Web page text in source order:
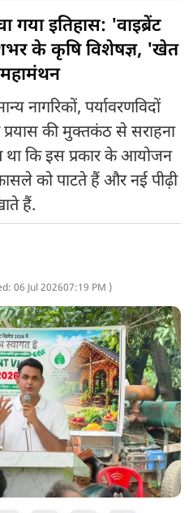
गया इतिहास: 'वाइब्रेंट
के कृषि विशेषज्ञ, 'खेत
नागरिकों, पर्यावरणविदों
की मुक्तकंठ से सराहना
था कि इस प्रकार के आयोजन
को पाटते हैं और नई पीढ़ी
हैं.
06 Jul 202607:19 PM )